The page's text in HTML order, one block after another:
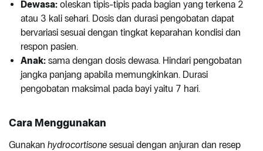
Dewasa: oleskan tipis-tipis pada bagian yang terkena 2
atau 3 kali sehari. Dosis dan durasi pengobatan dapat
bervariasi sesuai dengan tingkat keparahan kondisi dan
respon pasien.
Anak: sama dengan dosis dewasa. Hindari pengobatan
jangka panjang apabila memungkinkan. Durasi
pengobatan maksimal pada bayi yaitu 7 hari.
Cara Menggunakan
Gunakan hydrocortisone sesuai dengan anjuran dan resep